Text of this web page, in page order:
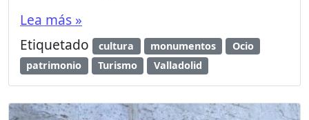
Lea más »
Etiquetado
cultura monumentos
Ocio
patrimonio
Turismo Valladolid